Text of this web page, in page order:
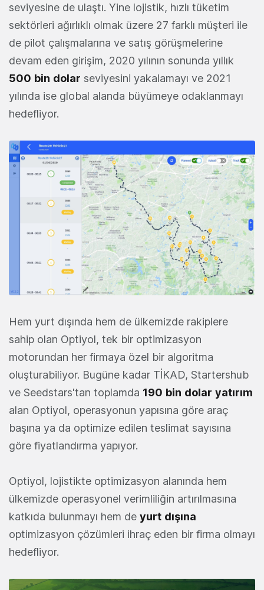
seviyesine de ulaştı. Yine lojistik, hızlı tüketim
sektörleri ağırlıklı olmak üzere 27 farklı müşteri ile
de pilot çalışmalarına ve satış görüşmelerine
devam eden girişim, 2020 yılının sonunda yıllık
500 bin dolar seviyesini yakalamayı ve 2021
yılında ise global alanda büyümeye odaklanmayı
hedefliyor.
Hem yurt dışında hem de ülkemizde rakiplere
sahip olan Optiyol, tek bir optimizasyon
motorundan her firmaya özel bir algoritma
oluşturabiliyor. Bugüne kadar TİKAD, Startershub
ve Seedstars'tan toplamda 190 bin dolar yatırım
alan Optiyol, operasyonun yapısına göre araç
başına ya da optimize edilen teslimat sayısına
göre fiyatlandırma yapıyor.
Optiyol, lojistikte optimizasyon alanında hem
ülkemizde operasyonel verimliliğin artırılmasına
katkıda bulunmayı hem de yurt dışına
optimizasyon çözümleri ihraç eden bir firma olmayı
hedefliyor.